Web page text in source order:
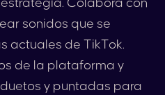
Colabora con
sonidos que se
actuales de TikTok.
de la plataforma y
y puntadas para